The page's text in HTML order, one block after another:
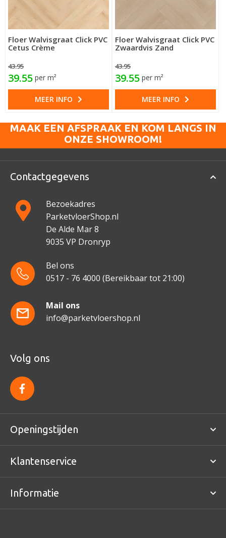
Floer Walvisgraat Click PVC
Cetus Crème
43.95
39.55 per m²
MEER INFO
Floer Walvisgraat Click PVC
Zwaardvis Zand
43.95
39.55 per m²
MEER INFO
MAAK EEN AFSPRAAK EN KOM LANGS IN
ONZE SHOWROOM!
Contactgegevens
Bezoekadres
ParketvloerShop.nl
De Alde Mar 8
9035 VP Dronryp
Bel ons
0517 - 76 4000 (Bereikbaar tot 21:00)
Mail ons
info@parketvloershop.nl
Volg ons
f
a
c
e
o
o
Openingstijden
Klantenservice
Informatie